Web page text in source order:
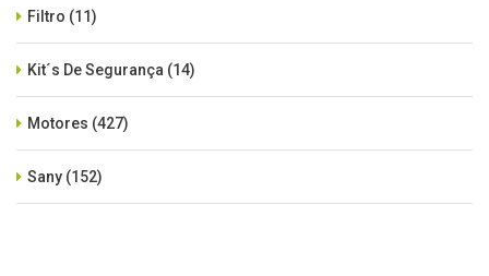
Filtro (11)
Kit´s De Segurança (14)
Motores (427)
Sany (152)